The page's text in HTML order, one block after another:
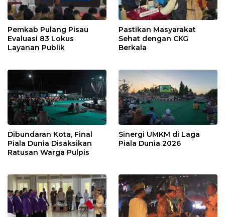
Pemkab Pulang Pisau
Evaluasi 83 Lokus
Layanan Publik
Pastikan Masyarakat
Sehat dengan CKG
Berkala
Dibundaran Kota, Final
Piala Dunia Disaksikan
Ratusan Warga Pulpis
Sinergi UMKM di Laga
Piala Dunia 2026